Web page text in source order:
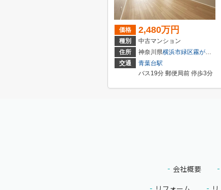
価格 2,480万円
種別
中古マンション
住所
神奈川県横浜市緑区霧が丘
交通
青葉台駅
バス19分 郵便局前 停歩3分
会社概要